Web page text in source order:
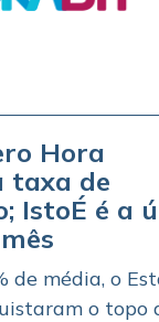
Hora
taxa de
IstoÉ é a
de média, o
o topo